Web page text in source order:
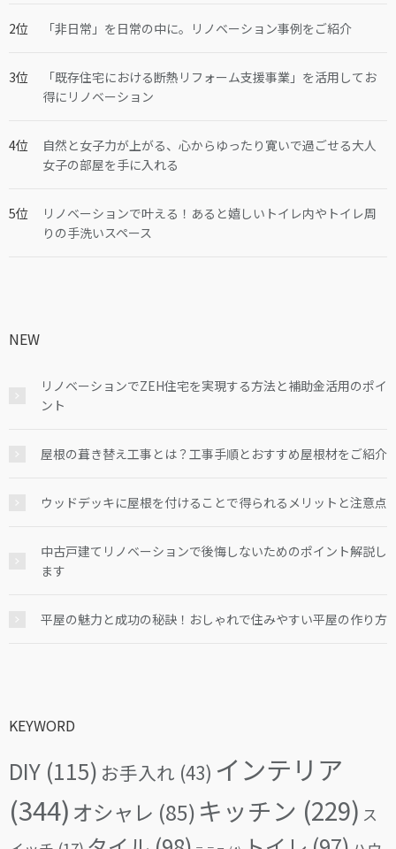
「非日常」を日常の中に。リノベーション事例をご紹介
「既存住宅における断熱リフォーム支援事業」を活用してお
得にリノベーション
自然と女子力が上がる、心からゆったり寛いで過ごせる大人
女子の部屋を手に入れる
リノベーションで叶える！あると嬉しいトイレ内やトイレ周
りの手洗いスペース
NEW
リノベーションでZEH住宅を実現する方法と補助金活用のポイ
ント
屋根の葺き替え工事とは？工事手順とおすすめ屋根材をご紹介
ウッドデッキに屋根を付けることで得られるメリットと注意点
中古戸建てリノベーションで後悔しないためのポイント解説し
ます
平屋の魅力と成功の秘訣！おしゃれで住みやすい平屋の作り方
KEYWORD
DIY (115) お手入れ (43) インテリア
(344) オシャレ (85) キッチン (229) ス